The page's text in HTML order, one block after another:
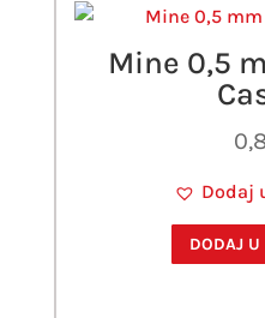
Mine 0,5
Dodaj
DODAJ U